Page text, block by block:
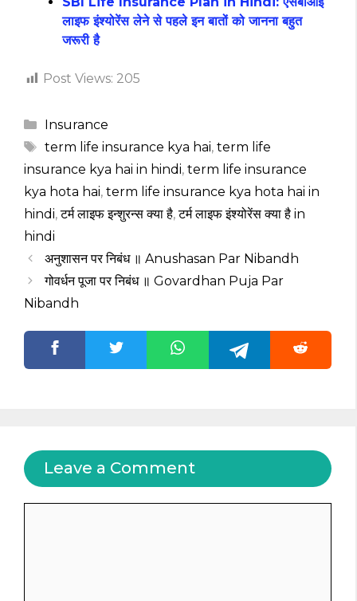
लाइफ इंश्योरेंस लेने से पहले इन बातों को जानना बहुत
जरूरी है
Post Views: 205
Categories
Insurance
Tags
term life insurance kya hai, term life
insurance kya hai in hindi, term life insurance
kya hota hai, term life insurance kya hota hai in
hindi,टर्म लाइफ इन्शुरन्स क्या है,टर्म लाइफ इंश्योरेंस क्या है in
hindi
अनुशासन पर निबंध ॥ Anushasan Par Nibandh
गोवर्धन पूजा पर निबंध ॥ Govardhan Puja Par
Nibandh
Leave a Comment